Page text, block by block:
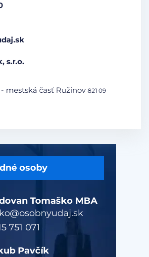
osoby
Tomaško MBA
751 071
Pavčík
s.r.o.
mestská časť Ružinov 821 09